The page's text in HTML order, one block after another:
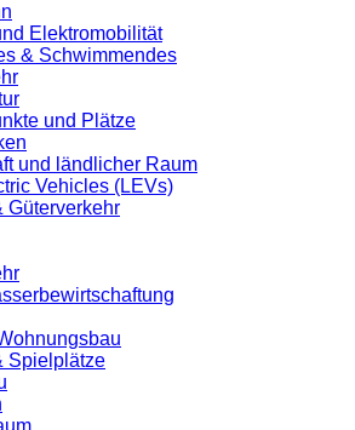
Elektromobilität
& Schwimmendes
und Plätze
und ländlicher Raum
Vehicles (LEVs)
Güterverkehr
Spielplätze